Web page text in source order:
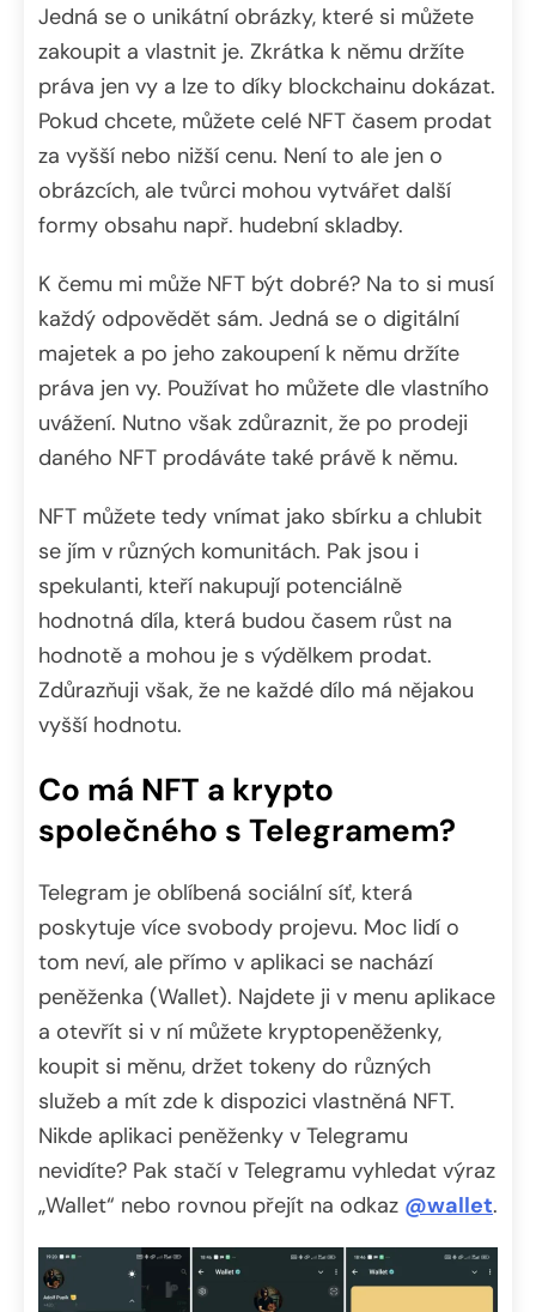
Jedná se o unikátní obrázky, které si můžete
zakoupit a vlastnit je. Zkrátka k němu držíte
práva jen vy a lze to díky blockchainu dokázat.
Pokud chcete, můžete celé NFT časem prodat
za vyšší nebo nižší cenu. Není to ale jen o
obrázcích, ale tvůrci mohou vytvářet další
formy obsahu např. hudební skladby.
K čemu mi může NFT být dobré? Na to si musí
každý odpovědět sám. Jedná se o digitální
majetek a po jeho zakoupení k němu držíte
práva jen vy. Používat ho můžete dle vlastního
uvážení. Nutno však zdůraznit, že po prodeji
daného NFT prodáváte také právě k němu.
NFT můžete tedy vnímat jako sbírku a chlubit
se jím v různých komunitách. Pak jsou i
spekulanti, kteří nakupují potenciálně
hodnotná díla, která budou časem růst na
hodnotě a mohou je s výdělkem prodat.
Zdůrazňuji však, že ne každé dílo má nějakou
vyšší hodnotu.
Co má NFT a krypto
společného s Telegramem?
Telegram je oblíbená sociální síť, která
poskytuje více svobody projevu. Moc lidí o
tom neví, ale přímo v aplikaci se nachází
peněženka (Wallet). Najdete ji v menu aplikace
a otevřít si v ní můžete kryptopeněženky,
koupit si měnu, držet tokeny do různých
služeb a mít zde k dispozici vlastněná NFT.
Nikde aplikaci peněženky v Telegramu
nevidíte? Pak stačí v Telegramu vyhledat výraz
„Wallet“ nebo rovnou přejít na odkaz @wallet.